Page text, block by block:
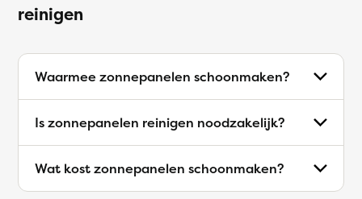
reinigen
Waarmee zonnepanelen schoonmaken?
Is zonnepanelen reinigen noodzakelijk?
Wat kost zonnepanelen schoonmaken?